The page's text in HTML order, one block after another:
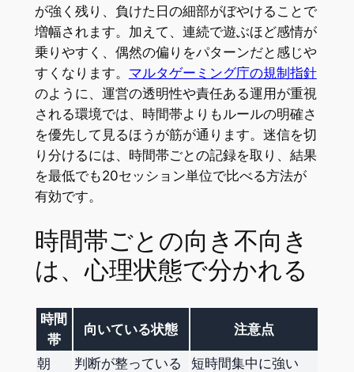
が強く残り、負けた日の細部がぼやけることで
増幅されます。加えて、連続で遊ぶほど感情が
乗りやすく、偶然の偏りをパターンだと感じや
すくなります。 マルタゲーミング庁の規制指針
のように、運営の透明性や責任ある運用が重視
される環境では、時間帯よりもルールの明確さ
を優先して見るほうが筋が通ります。迷信を切
り分けるには、時間帯ごとの記録を取り、結果
を最低でも20セッション単位で比べる方法が
有効です。
時間帯ごとの向き不向き
は、心理状態で分かれる
時間
帯
向いている状態 注意点
朝 判断が整っている 短時間集中に強い